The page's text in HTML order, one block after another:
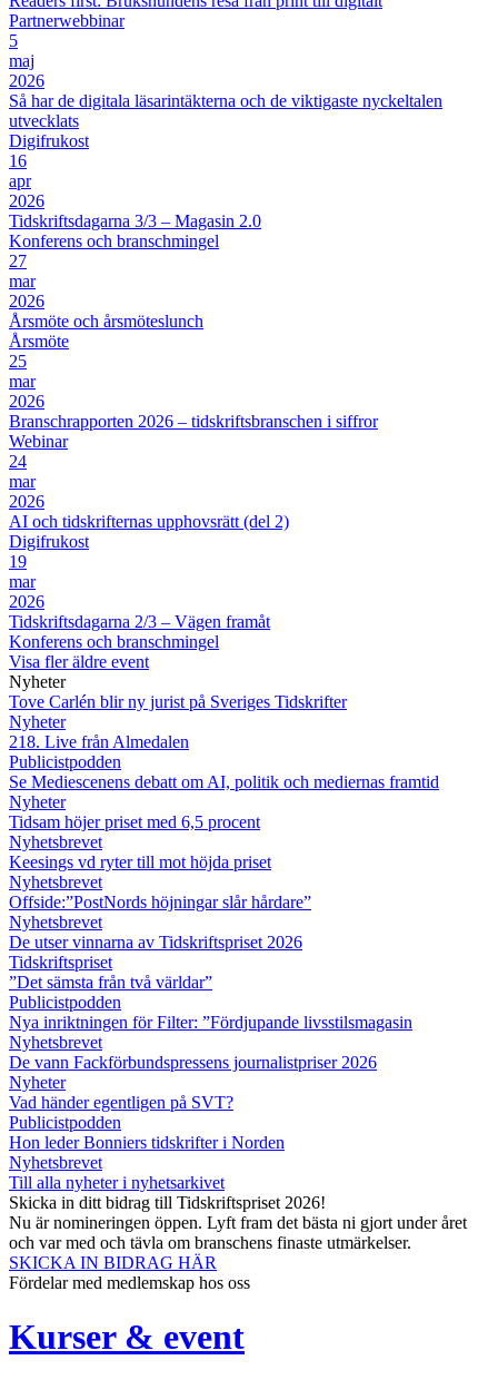
Partnerwebbinar
5
maj
2026
Så har de digitala läsarintäkterna och de viktigaste nyckeltalen
utvecklats
Digifrukost
16
apr
2026
Tidskriftsdagarna 3/3 – Magasin 2.0
Konferens och branschmingel
27
mar
2026
Årsmöte och årsmöteslunch
Årsmöte
25
mar
2026
Branschrapporten 2026 – tidskriftsbranschen i siffror
Webinar
24
mar
2026
AI och tidskrifternas upphovsrätt (del 2)
Digifrukost
19
mar
2026
Tidskriftsdagarna 2/3 – Vägen framåt
Konferens och branschmingel
Visa fler äldre event
Nyheter
Tove Carlén blir ny jurist på Sveriges Tidskrifter
Nyheter
218. Live från Almedalen
Publicistpodden
Se Mediescenens debatt om AI, politik och mediernas framtid
Nyheter
Tidsam höjer priset med 6,5 procent
Nyhetsbrevet
Keesings vd ryter till mot höjda priset
Nyhetsbrevet
Offside:”PostNords höjningar slår hårdare”
Nyhetsbrevet
De utser vinnarna av Tidskriftspriset 2026
Tidskriftspriset
”Det sämsta från två världar”
Publicistpodden
Nya inriktningen för Filter: ”Fördjupande livsstilsmagasin
Nyhetsbrevet
De vann Fackförbundspressens journalistpriser 2026
Nyheter
Vad händer egentligen på SVT?
Publicistpodden
Hon leder Bonniers tidskrifter i Norden
Nyhetsbrevet
Till alla nyheter i nyhetsarkivet
Skicka in ditt bidrag till Tidskriftspriset 2026!
Nu är nomineringen öppen. Lyft fram det bästa ni gjort under året
och var med och tävla om branschens finaste utmärkelser.
SKICKA IN BIDRAG HÄR
Fördelar med medlemskap hos oss
Kurser & event